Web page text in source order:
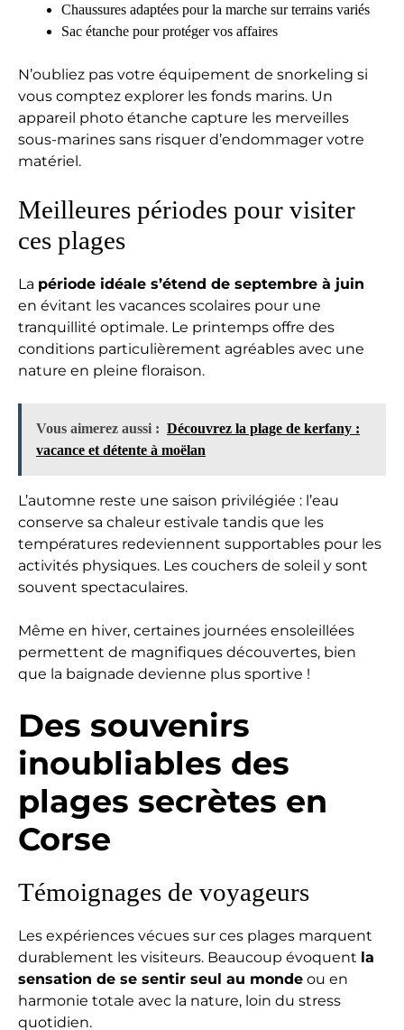
Chaussures adaptées pour la marche sur terrains variés
Sac étanche pour protéger vos affaires
N’oubliez pas votre équipement de snorkeling si
vous comptez explorer les fonds marins. Un
appareil photo étanche capture les merveilles
sous-marines sans risquer d’endommager votre
matériel.
Meilleures périodes pour visiter
ces plages
La période idéale s’étend de septembre à juin
en évitant les vacances scolaires pour une
tranquillité optimale. Le printemps offre des
conditions particulièrement agréables avec une
nature en pleine floraison.
Vous aimerez aussi : Découvrez la plage de kerfany :
vacance et détente à moëlan
L’automne reste une saison privilégiée : l’eau
conserve sa chaleur estivale tandis que les
températures redeviennent supportables pour les
activités physiques. Les couchers de soleil y sont
souvent spectaculaires.
Même en hiver, certaines journées ensoleillées
permettent de magnifiques découvertes, bien
que la baignade devienne plus sportive !
Des souvenirs
inoubliables des
plages secrètes en
Corse
Témoignages de voyageurs
Les expériences vécues sur ces plages marquent
durablement les visiteurs. Beaucoup évoquent la
sensation de se sentir seul au monde ou en
harmonie totale avec la nature, loin du stress
quotidien.